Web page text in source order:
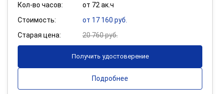
Кол-во часов:
от 72 ак.ч
Стоимость:
от 17 160 руб.
Старая цена:
20 760 руб.
Получить удостоверение
Подробнее